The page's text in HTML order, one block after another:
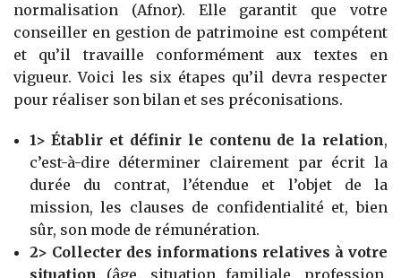
normalisation (Afnor). Elle garantit que votre
conseiller en gestion de patrimoine est compétent
et qu’il travaille conformément aux textes en
vigueur. Voici les six étapes qu’il devra respecter
pour réaliser son bilan et ses préconisations.
1> Établir et définir le contenu de la relation,
c’est-à-dire déterminer clairement par écrit la
durée du contrat, l’étendue et l’objet de la
mission, les clauses de confidentialité et, bien
sûr, son mode de rémunération.
2> Collecter des informations relatives à votre